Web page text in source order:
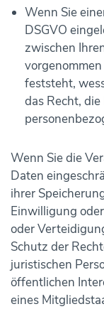
Wenn Sie
DSGVO
zwischen
feststeht,
das Recht,
Wenn Sie die
Daten
ihrer
Einwilligung
oder
Schutz der
juristischen
öffentlichen
eines